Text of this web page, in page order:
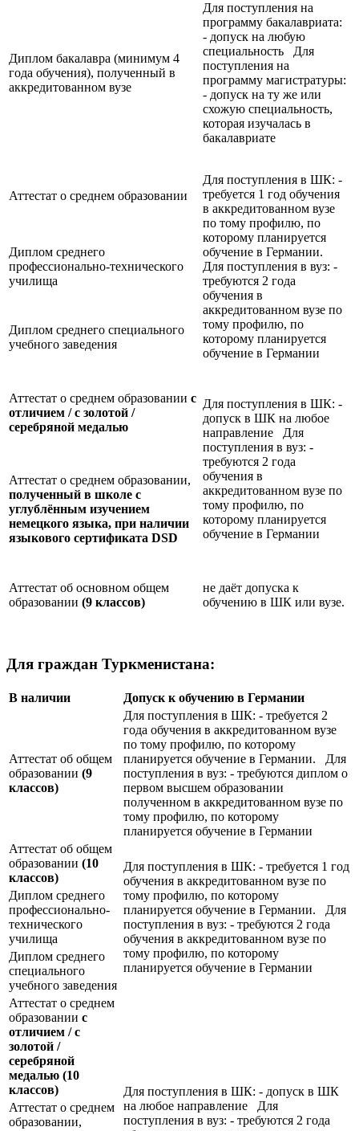
Диплом бакалавра (минимум 4
года обучения), полученный в
аккредитованном вузе
Для поступления на
программу бакалавриата:
- допуск на любую
специальность Для
поступления на
программу магистратуры:
- допуск на ту же или
схожую специальность,
которая изучалась в
бакалавриате
Аттестат о среднем образовании
Для поступления в ШК: -
требуется 1 год обучения
в аккредитованном вузе
по тому профилю, по
которому планируется
обучение в Германии.
Для поступления в вуз: -
требуются 2 года
обучения в
аккредитованном вузе по
тому профилю, по
которому планируется
обучение в Германии
Диплом среднего
профессионально-технического
училища
Диплом среднего специального
учебного заведения
Аттестат о среднем образовании с
отличием / с золотой /
серебряной медалью
Для поступления в ШК: -
допуск в ШК на любое
направление Для
поступления в вуз: -
требуются 2 года
обучения в
аккредитованном вузе по
тому профилю, по
которому планируется
обучение в Германии
Аттестат о среднем образовании,
полученный в школе с
углублённым изучением
немецкого языка, при наличии
языкового сертификата DSD
Аттестат об основном общем
образовании (9 классов)
не даёт допуска к
обучению в ШК или вузе.
Для граждан Туркменистана:
В наличии Допуск к обучению в Германии
Аттестат об общем
образовании (9
классов)
Для поступления в ШК: - требуется 2
года обучения в аккредитованном вузе
по тому профилю, по которому
планируется обучение в Германии. Для
поступления в вуз: - требуются диплом о
первом высшем образовании
полученном в аккредитованном вузе по
тому профилю, по которому
планируется обучение в Германии
Аттестат об общем
образовании (10
классов)
Для поступления в ШК: - требуется 1 год
обучения в аккредитованном вузе по
тому профилю, по которому
планируется обучение в Германии. Для
поступления в вуз: - требуются 2 года
обучения в аккредитованном вузе по
тому профилю, по которому
планируется обучение в Германии
Диплом среднего
профессионально-
технического
училища
Диплом среднего
специального
учебного заведения
Аттестат о среднем
образовании с
отличием / с
золотой /
серебряной
медалью (10
классов)
Для поступления в ШК: - допуск в ШК
на любое направление Для
поступления в вуз: - требуются 2 года
Аттестат о среднем
образовании,